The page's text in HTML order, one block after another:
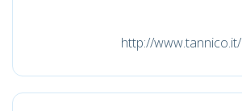
http://www.tannico.it/